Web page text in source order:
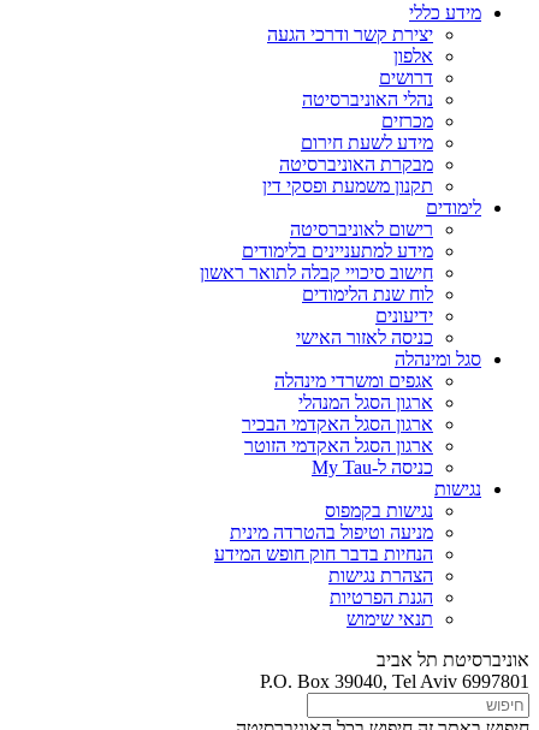
מידע כללי
יצירת קשר ודרכי הגעה
אלפון
דרושים
נהלי האוניברסיטה
מכרזים
מידע לשעת חירום
מבקרת האוניברסיטה
תקנון משמעת ופסקי דין
לימודים
רישום לאוניברסיטה
מידע למתעניינים בלימודים
חישוב סיכויי קבלה לתואר ראשון
לוח שנת הלימודים
ידיעונים
כניסה לאזור האישי
סגל ומינהלה
אגפים ומשרדי מינהלה
ארגון הסגל המנהלי
ארגון הסגל האקדמי הבכיר
ארגון הסגל האקדמי הזוטר
כניסה ל-My Tau
נגישות
נגישות בקמפוס
מניעה וטיפול בהטרדה מינית
הנחיות בדבר חוק חופש המידע
הצהרת נגישות
הגנת הפרטיות
תנאי שימוש
אוניברסיטת תל אביב
P.O. Box 39040, Tel Aviv 6997801